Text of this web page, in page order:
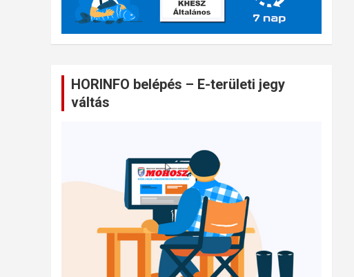
HORINFO belépés – E-területi jegy
váltás